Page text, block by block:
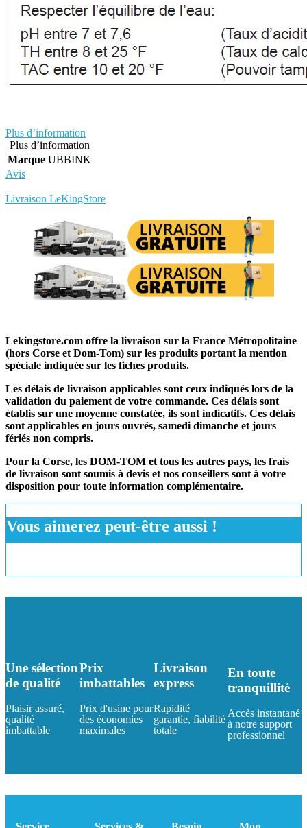
Plus d’information
Plus d’information
Marque UBBINK
Avis
Livraison LeKingStore
Lekingstore.com offre la livraison sur la France Métropolitaine
(hors Corse et Dom-Tom) sur les produits portant la mention
spéciale indiquée sur les fiches produits.
Les délais de livraison applicables sont ceux indiqués lors de la
validation du paiement de votre commande. Ces délais sont
établis sur une moyenne constatée, ils sont indicatifs. Ces délais
sont applicables en jours ouvrés, samedi dimanche et jours
fériés non compris.
Pour la Corse, les DOM-TOM et tous les autres pays, les frais
de livraison sont soumis à devis et nos conseillers sont à votre
disposition pour toute information complémentaire.
Vous aimerez peut-être aussi !
Une sélection
de qualité
Plaisir assuré,
qualité
imbattable
Prix
imbattables
Prix d'usine pour
des économies
maximales
Livraison
express
Rapidité
garantie, fiabilité
totale
En toute
tranquillité
Accès instantané
à notre support
professionnel